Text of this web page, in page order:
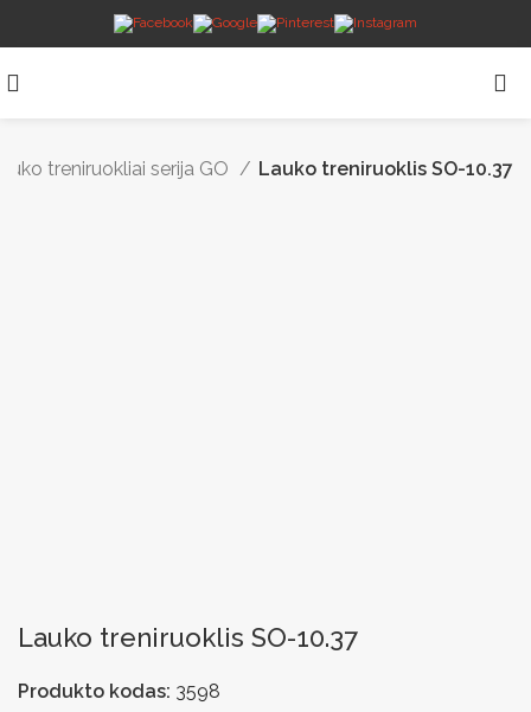
treniruokliai serija GO Lauko treniruoklis SO-10.37
Lauko treniruoklis SO-10.37
Produkto kodas: 3598